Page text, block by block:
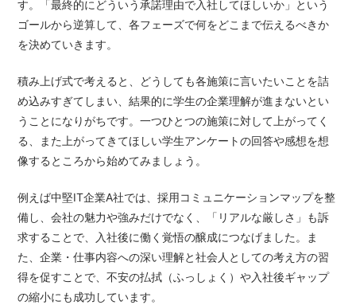
す。「最終的にどういう承諾理由で入社してほしいか」という
ゴールから逆算して、各フェーズで何をどこまで伝えるべきか
を決めていきます。
積み上げ式で考えると、どうしても各施策に言いたいことを詰
め込みすぎてしまい、結果的に学生の企業理解が進まないとい
うことになりがちです。一つひとつの施策に対して上がってく
る、また上がってきてほしい学生アンケートの回答や感想を想
像するところから始めてみましょう。
例えば中堅IT企業A社では、採用コミュニケーションマップを整
備し、会社の魅力や強みだけでなく、「リアルな厳しさ」も訴
求することで、入社後に働く覚悟の醸成につなげました。ま
た、企業・仕事内容への深い理解と社会人としての考え方の習
得を促すことで、不安の払拭（ふっしょく）や入社後ギャップ
の縮小にも成功しています。